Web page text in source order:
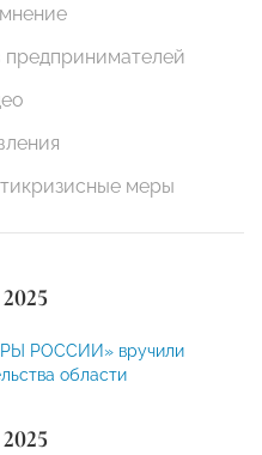
меры
РОССИИ» вручили
области